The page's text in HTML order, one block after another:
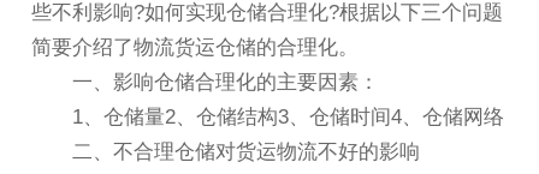
些不利影响?如何实现仓储合理化?根据以下三个问题
简要介绍了物流货运仓储的合理化。
一、影响仓储合理化的主要因素：
1、仓储量2、仓储结构3、仓储时间4、仓储网络
二、不合理仓储对货运物流不好的影响